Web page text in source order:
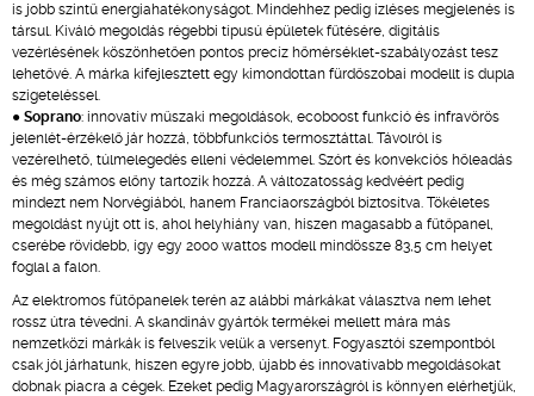
is jobb szintű energiahatékonyságot. Mindehhez pedig ízléses megjelenés is
társul. Kiváló megoldás régebbi típusú épületek fűtésére, digitális
vezérlésének köszönhetően pontos precíz hőmérséklet-szabályozást tesz
lehetővé. A márka kifejlesztett egy kimondottan fürdőszobai modellt is dupla
szigeteléssel.
● Soprano: innovatív műszaki megoldások, ecoboost funkció és infravörös
jelenlét-érzékelő jár hozzá, többfunkciós termosztáttal. Távolról is
vezérelhető, túlmelegedés elleni védelemmel. Szórt és konvekciós hőleadás
és még számos előny tartozik hozzá. A változatosság kedvéért pedig
mindezt nem Norvégiából, hanem Franciaországból biztosítva. Tökéletes
megoldást nyújt ott is, ahol helyhiány van, hiszen magasabb a fűtőpanel,
cserébe rövidebb, így egy 2000 wattos modell mindössze 83,5 cm helyet
foglal a falon.
Az elektromos fűtőpanelek terén az alábbi márkákat választva nem lehet
rossz útra tévedni. A skandináv gyártók termékei mellett mára más
nemzetközi márkák is felveszik velük a versenyt. Fogyasztói szempontból
csak jól járhatunk, hiszen egyre jobb, újabb és innovatívabb megoldásokat
dobnak piacra a cégek. Ezeket pedig Magyarországról is könnyen elérhetjük,